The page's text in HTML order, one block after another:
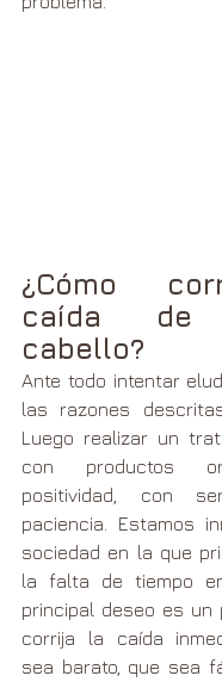
¿Cómo
caída de
cabello?
Ante todo intentar
las razones
Luego realizar un
con productos
positividad, con
paciencia. Estamos
sociedad en la que
la falta de tiempo
principal deseo es un
corrija la caída
sea barato, que sea